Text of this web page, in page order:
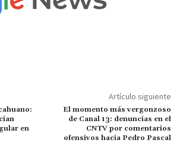
en
Artículo siguiente
El momento más vergonzoso
de Canal 13: denuncias en el
CNTV por comentarios
ofensivos hacia Pedro Pascal